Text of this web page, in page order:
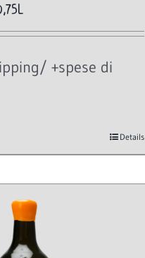
+spese di
Details